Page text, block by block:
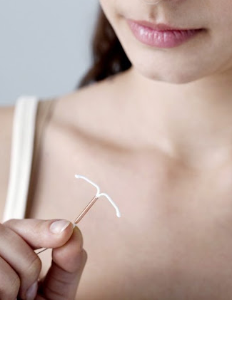
libera 1,5 mil detentos no DF
de Samambaia oferece 806 vagas de
de etanol altera dinâmica dos postos e
do Padre Lucas de Samambaia
no aterro sanitário de Samambaia
ações sociais e cobrança por
quase 50 escorpiões em boca de lobo em
após ser vítima de agressão em Samambaia
tem prisão preventiva decretada pela